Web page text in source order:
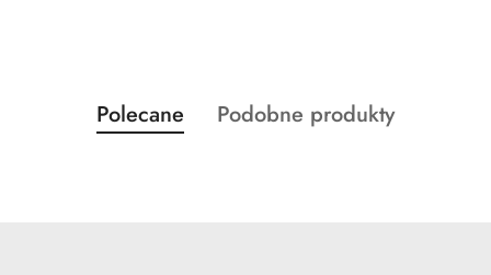
Pomiń karuzelę produktów
Produkty
o
Polecane
Produkty
Podobne produkty